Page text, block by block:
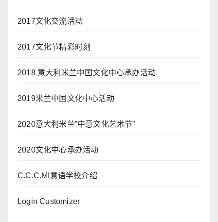
2017文化交流活动
2017文化节精彩时刻
2018 意大利米兰中国文化中心承办活动
2019米兰中国文化中心活动
2020意大利米兰”中意文化艺术节”
2020文化中心承办活动
C.C.C.MI意语学校介绍
Login Customizer